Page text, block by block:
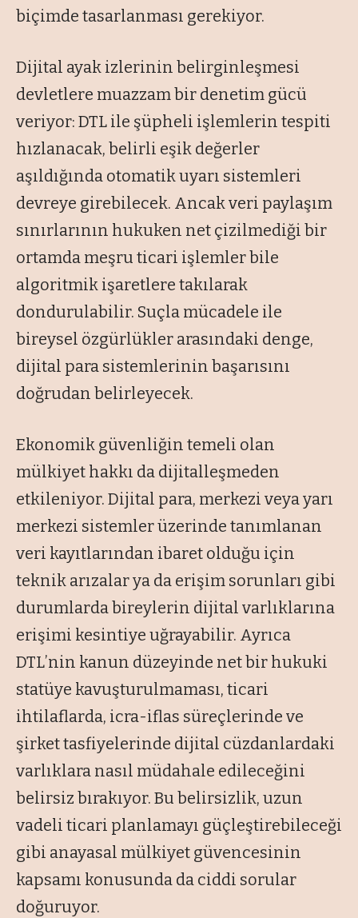
biçimde tasarlanması gerekiyor.
Dijital ayak izlerinin belirginleşmesi
devletlere muazzam bir denetim gücü
veriyor: DTL ile şüpheli işlemlerin tespiti
hızlanacak, belirli eşik değerler
aşıldığında otomatik uyarı sistemleri
devreye girebilecek. Ancak veri paylaşım
sınırlarının hukuken net çizilmediği bir
ortamda meşru ticari işlemler bile
algoritmik işaretlere takılarak
dondurulabilir. Suçla mücadele ile
bireysel özgürlükler arasındaki denge,
dijital para sistemlerinin başarısını
doğrudan belirleyecek.
Ekonomik güvenliğin temeli olan
mülkiyet hakkı da dijitalleşmeden
etkileniyor. Dijital para, merkezi veya yarı
merkezi sistemler üzerinde tanımlanan
veri kayıtlarından ibaret olduğu için
teknik arızalar ya da erişim sorunları gibi
durumlarda bireylerin dijital varlıklarına
erişimi kesintiye uğrayabilir. Ayrıca
DTL’nin kanun düzeyinde net bir hukuki
statüye kavuşturulmaması, ticari
ihtilaflarda, icra-iflas süreçlerinde ve
şirket tasfiyelerinde dijital cüzdanlardaki
varlıklara nasıl müdahale edileceğini
belirsiz bırakıyor. Bu belirsizlik, uzun
vadeli ticari planlamayı güçleştirebileceği
gibi anayasal mülkiyet güvencesinin
kapsamı konusunda da ciddi sorular
doğuruyor.